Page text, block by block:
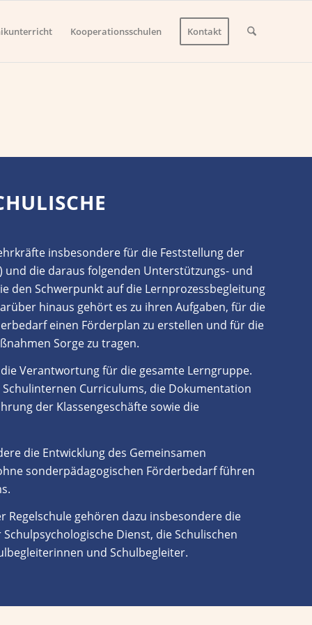
Kooperationsschulen Kontakt
U
äfteinsbesondere für die Feststellung der
die daraus folgenden Unterstützungs- und
den Schwerpunkt auf die Lernprozessbegleitung
hinaus gehört es zu ihren Aufgaben, für die
einen Förderplan zu erstellen und für die
Sorge zu tragen.
Verantwortung für die gesamte Lerngruppe.
Curriculums, die Dokumentation
der Klassengeschäftesowiedie
die Entwicklung des Gemeinsamen
sonderpädagogischen Förderbedarf führen
Regelschule gehören dazu insbesondere die
Dienst, die Schulischen
und Schulbegleiter.